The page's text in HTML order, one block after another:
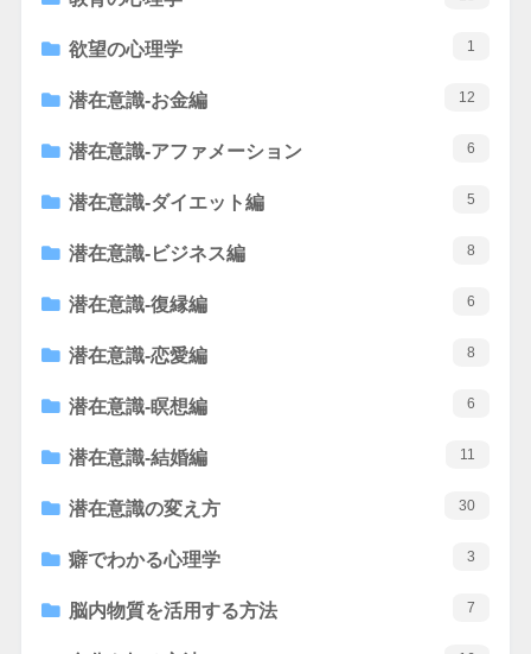
欲望の心理学 1
潜在意識-お金編 12
潜在意識-アファメーション 6
潜在意識-ダイエット編 5
潜在意識-ビジネス編 8
潜在意識-復縁編 6
潜在意識-恋愛編 8
潜在意識-瞑想編 6
潜在意識-結婚編 11
潜在意識の変え方 30
癖でわかる心理学 3
脳内物質を活用する方法 7